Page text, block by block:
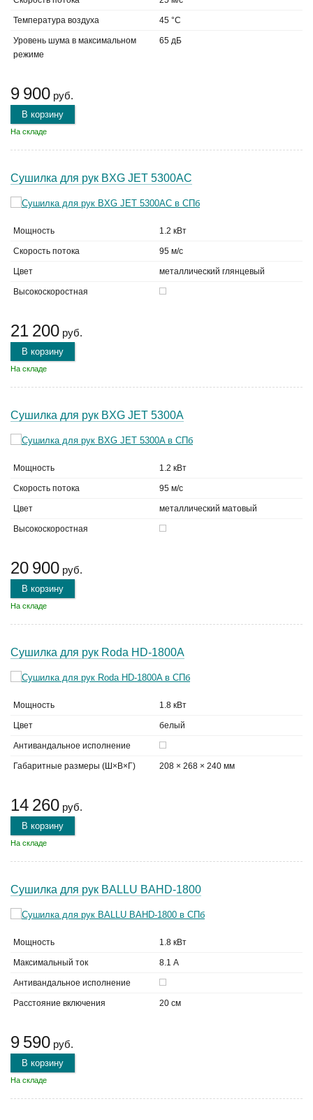
Температура воздуха 45 °C
Уровень шума в максимальном
режиме
65 дБ
9 900 руб.
В корзину
На складе
Сушилка для рук BXG JET 5300AC
Мощность 1.2 кВт
Скорость потока 95 м/с
Цвет металлический глянцевый
Высокоскоростная
21 200 руб.
В корзину
На складе
Сушилка для рук BXG JET 5300A
Мощность 1.2 кВт
Скорость потока 95 м/с
Цвет металлический матовый
Высокоскоростная
20 900 руб.
В корзину
На складе
Сушилка для рук Roda HD-1800A
Мощность 1.8 кВт
Цвет белый
Антивандальное исполнение
Габаритные размеры (Ш×В×Г) 208 × 268 × 240 мм
14 260 руб.
В корзину
На складе
Сушилка для рук BALLU BAHD-1800
Мощность 1.8 кВт
Максимальный ток 8.1 А
Антивандальное исполнение
Расстояние включения 20 см
9 590 руб.
В корзину
На складе